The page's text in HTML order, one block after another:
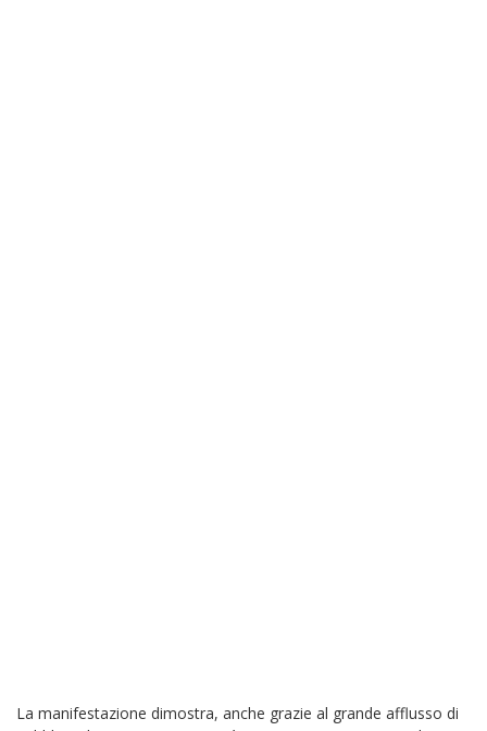
La manifestazione dimostra, anche grazie al grande afflusso di